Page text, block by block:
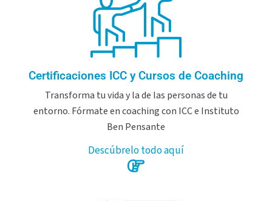
Certificaciones ICC y Cursos de Coaching
Transforma tu vida y la de las personas de tu
entorno. Fórmate en coaching con ICC e Instituto
Ben Pensante
Descúbrelo todo aquí